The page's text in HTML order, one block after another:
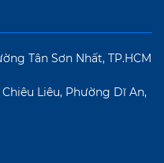
Tân Sơn Nhất, TP.HCM
Liêu, Phường Dĩ An,